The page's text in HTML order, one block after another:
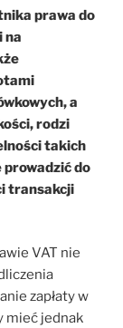
prawa do
na
a
rodzi
takich
prowadzić do
transakcji
VAT nie
zapłaty w
mieć jednak